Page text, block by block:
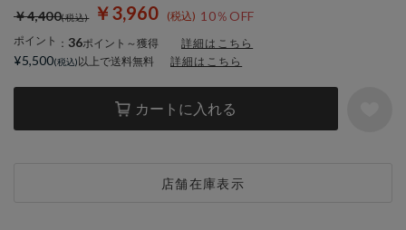
￥3,960 10％OFF
￥4,400
ポイント ： 36ポイント～獲得 詳細はこちら
カートに入れる
店舗在庫表示
¥5,500 以上で送料無料 詳細はこちら